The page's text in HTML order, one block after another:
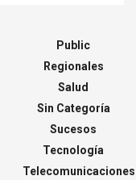
Public
Regionales
Salud
Sin Categoría
Sucesos
Tecnología
Telecomunicaciones